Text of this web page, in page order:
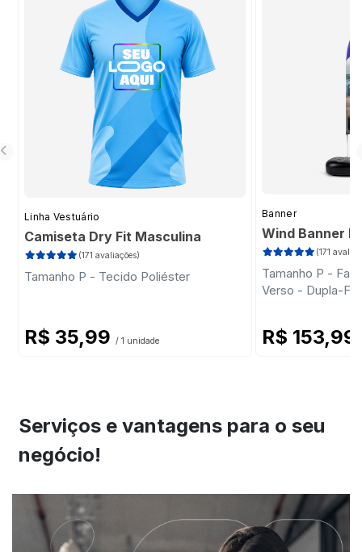
Linha Vestuário
Camiseta Dry Fit Masculina
(171 avaliações)
Tamanho P - Tecido Poliéster
R$ 35,99 / 1 unidade
Banner
Wind Banner
(171
Tamanho P -
Verso - Dupla-
R$ 153,99
Serviços e vantagens para o seu
negócio!